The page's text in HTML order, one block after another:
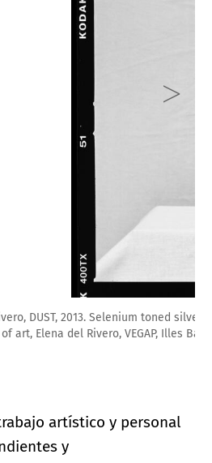
35.56 cm. Courtesy of the artist ©
artístico y personal
y